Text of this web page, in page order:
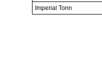
Imperial Tonn